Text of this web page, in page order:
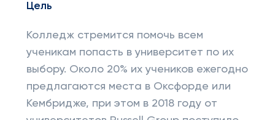
Цель
Колледж стремится помочь всем
ученикам попасть в университет по их
выбору. Около 20% их учеников ежегодно
предлагаются места в Оксфорде или
Кембридже, при этом в 2018 году от